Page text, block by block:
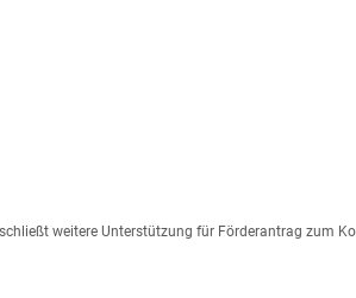
weitere Unterstützung für Förderantrag zum